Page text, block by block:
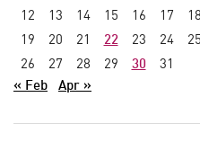
12
13 14 15 16 17
18
19
20 21 22 23 24
25
26
27 28 29 30
31
« Feb
Apr »